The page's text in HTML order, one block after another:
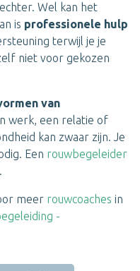
Wel kan het
is professionele hulp
terwijl je je
niet voor gekozen
van
werk, een relatie of
kan zwaar zijn. Je
Een rouwbegeleider
meer rouwcoaches in
-